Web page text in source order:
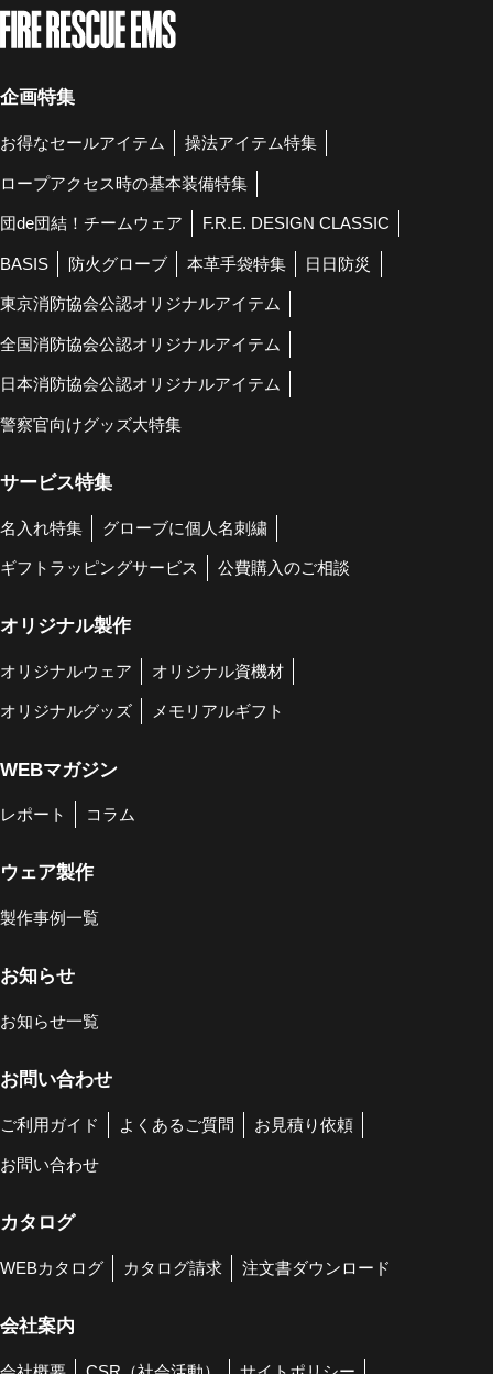
企画特集
お得なセールアイテム 操法アイテム特集
ロープアクセス時の基本装備特集
団de団結！チームウェア F.R.E. DESIGN CLASSIC
BASIS 防火グローブ 本革手袋特集 日日防災
東京消防協会公認オリジナルアイテム
全国消防協会公認オリジナルアイテム
日本消防協会公認オリジナルアイテム
警察官向けグッズ大特集
サービス特集
名入れ特集 グローブに個人名刺繍
ギフトラッピングサービス 公費購入のご相談
オリジナル製作
オリジナルウェア オリジナル資機材
オリジナルグッズ メモリアルギフト
WEBマガジン
レポート コラム
ウェア製作
製作事例一覧
お知らせ
お知らせ一覧
お問い合わせ
ご利用ガイド よくあるご質問 お見積り依頼
お問い合わせ
カタログ
WEBカタログ カタログ請求 注文書ダウンロード
会社案内